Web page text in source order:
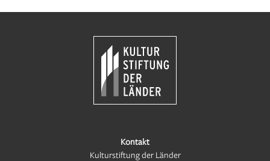
Kontakt
Kulturstiftung der Länder